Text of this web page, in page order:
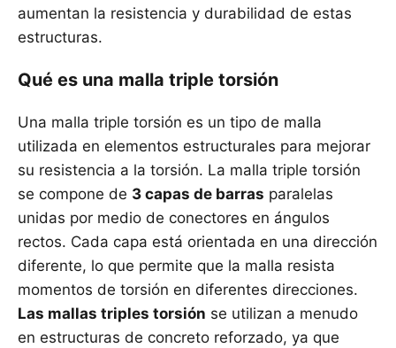
aumentan la resistencia y durabilidad de estas
estructuras.
Qué es una malla triple torsión
Una malla triple torsión es un tipo de malla
utilizada en elementos estructurales para mejorar
su resistencia a la torsión. La malla triple torsión
se compone de 3 capas de barras paralelas
unidas por medio de conectores en ángulos
rectos. Cada capa está orientada en una dirección
diferente, lo que permite que la malla resista
momentos de torsión en diferentes direcciones.
Las mallas triples torsión se utilizan a menudo
en estructuras de concreto reforzado, ya que